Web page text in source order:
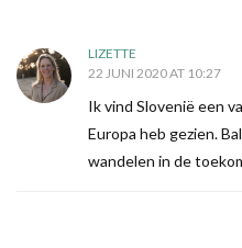
LIZETTE
22 JUNI 2020 AT 10:27
Ik vind Slovenië een
Europa heb gezien.
wandelen in de